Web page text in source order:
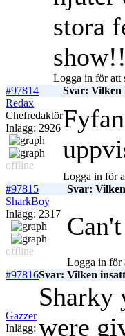
stora
Logga in för att
#97814
Svar: Vilken
Redax
Chefredaktör
Inlägg: 2926
offline
Logga in för
#97815
Svar:
SharkBoy
Inlägg: 2317
offline
Logga in för
#97816Svar: Vilken
Gazzer
Inlägg:
Sharky
were